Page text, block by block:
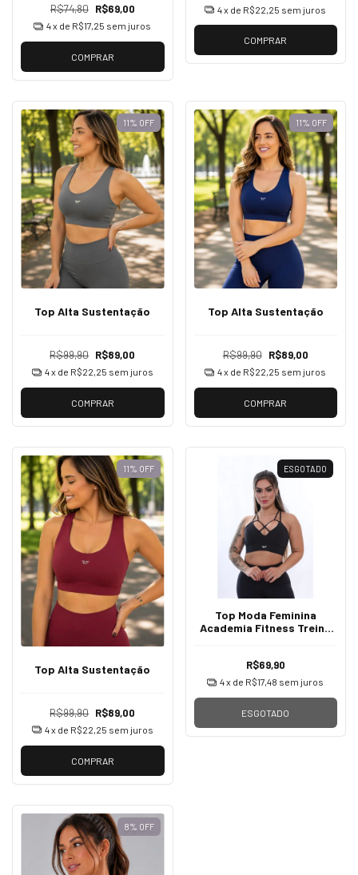
R$74,80 R$69,00
4x de R$17,25 sem juros
COMPRAR
4x de R$22,25 sem juros
COMPRAR
11% OFF
Top Alta Sustentação
R$99,90 R$89,00
4x de R$22,25 sem juros
COMPRAR
11% OFF
Top Alta Sustentação
R$99,90 R$89,00
4x de R$22,25 sem juros
COMPRAR
11% OFF
Top Alta Sustentação
R$99,90 R$89,00
4x de R$22,25 sem juros
COMPRAR
ESGOTADO
Top Moda Feminina
Academia Fitness Treino
R$69,90
4x de R$17,48 sem juros
ESGOTADO
8% OFF